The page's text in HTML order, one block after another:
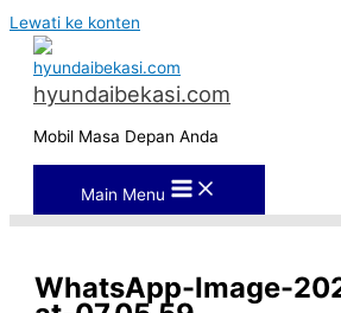
Lewati ke konten
hyundaibekasi.com
Mobil Masa Depan Anda
Main Menu
WhatsApp-Image-